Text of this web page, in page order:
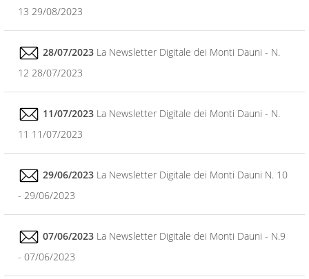
13 29/08/2023
28/07/2023 La Newsletter Digitale dei Monti Dauni - N.
12 28/07/2023
11/07/2023 La Newsletter Digitale dei Monti Dauni - N.
11 11/07/2023
29/06/2023 La Newsletter Digitale dei Monti Dauni N. 10
- 29/06/2023
07/06/2023 La Newsletter Digitale dei Monti Dauni - N.9
- 07/06/2023